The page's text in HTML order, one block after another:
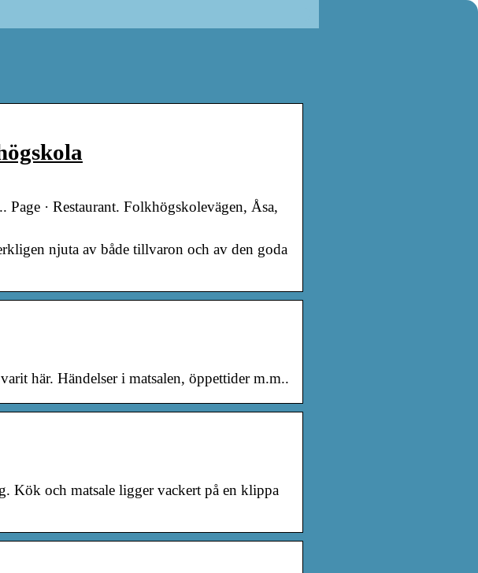
· Restaurant. Folkhögskolevägen, Åsa,
njuta av både tillvaron och av den goda
här. Händelser i matsalen, öppettider m.m..
Kök och matsale ligger vackert på en klippa